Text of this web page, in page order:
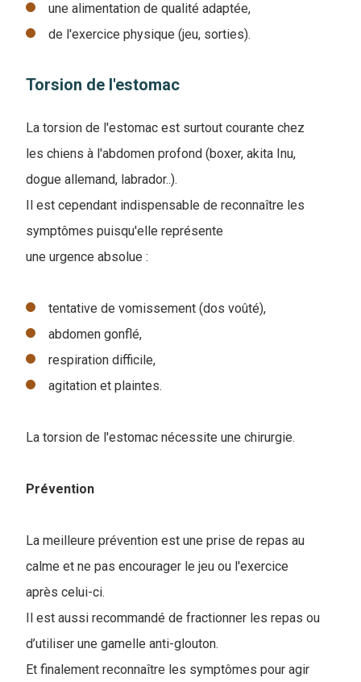
une alimentation de qualité adaptée,
de l'exercice physique (jeu, sorties).
Torsion de l'estomac
La torsion de l'estomac est surtout courante chez
les chiens à l'abdomen profond (boxer, akita Inu,
dogue allemand, labrador..).
Il est cependant indispensable de reconnaître les
symptômes puisqu'elle représente
une urgence absolue :
tentative de vomissement (dos voûté),
abdomen gonflé,
respiration difficile,
agitation et plaintes.
La torsion de l'estomac nécessite une chirurgie.
Prévention
La meilleure prévention est une prise de repas au
calme et ne pas encourager le jeu ou l'exercice
après celui-ci.
Il est aussi recommandé de fractionner les repas ou
d’utiliser une gamelle anti-glouton.
Et finalement reconnaître les symptômes pour agir